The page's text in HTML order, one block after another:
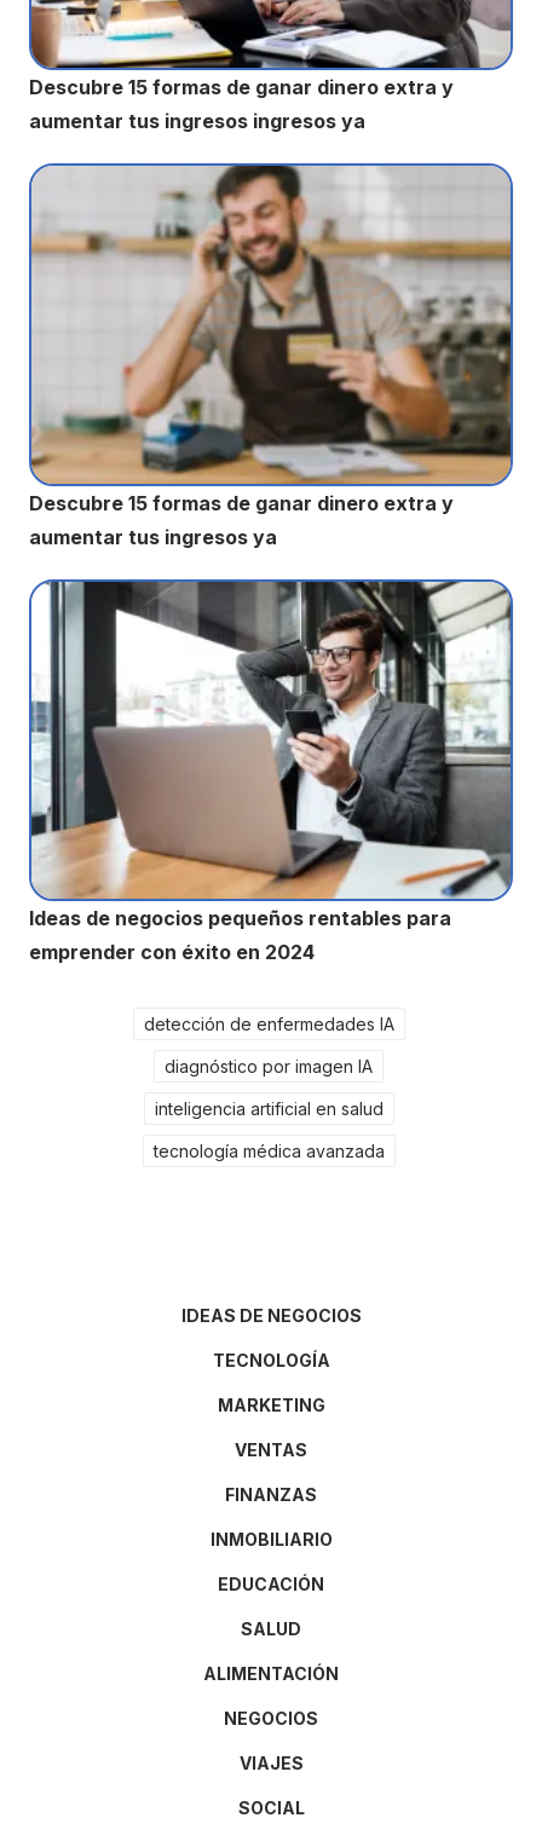
Descubre 15 formas de ganar dinero extra y
aumentar tus ingresos ingresos ya
Descubre 15 formas de ganar dinero extra y
aumentar tus ingresos ya
Ideas de negocios pequeños rentables para
emprender con éxito en 2024
detección de enfermedades IA
diagnóstico por imagen IA
inteligencia artificial en salud
tecnología médica avanzada
IDEAS DE NEGOCIOS
TECNOLOGÍA
MARKETING
VENTAS
FINANZAS
INMOBILIARIO
EDUCACIÓN
SALUD
ALIMENTACIÓN
NEGOCIOS
VIAJES
SOCIAL